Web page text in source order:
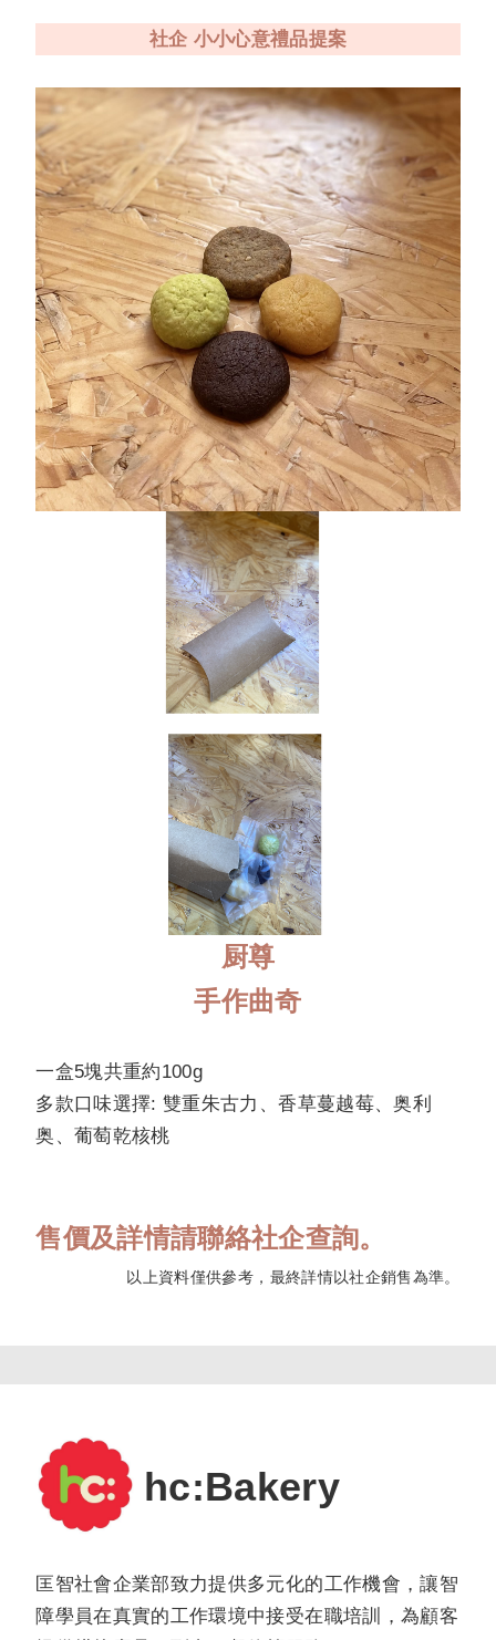
社企 小小心意禮品提案
厨尊
手作曲奇
一盒5塊共重約100g
多款口味選擇: 雙重朱古力、香草蔓越莓、奥利
奥、葡萄乾核桃
售價及詳情請聯絡社企查詢。
以上資料僅供參考，最終詳情以社企銷售為準。
hc:Bakery
匡智社會企業部致力提供多元化的工作機會，讓智
障學員在真實的工作環境中接受在職培訓，為顧客